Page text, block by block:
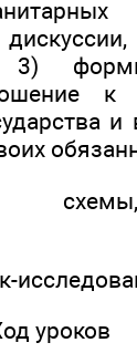
3)
к
уроков